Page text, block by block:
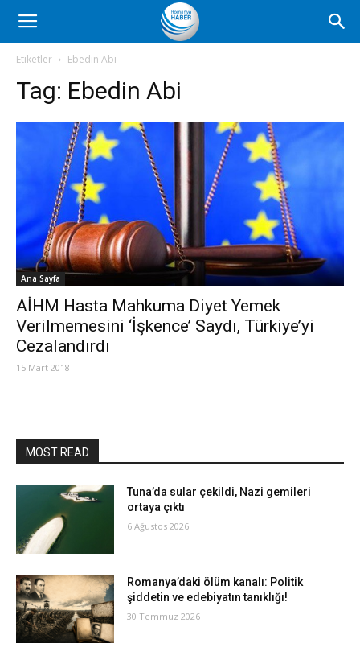
Romanya
Haber
Etiketler Ebedin Abi
Tag: Ebedin Abi
Ana Sayfa
AİHM Hasta Mahkuma Diyet Yemek
Verilmemesini ‘İşkence’ Saydı, Türkiye’yi
Cezalandırdı
15 Mart 2018
MOST READ
Tuna’da sular çekildi, Nazi gemileri
ortaya çıktı
6 Ağustos 2026
Romanya’daki ölüm kanalı: Politik
şiddetin ve edebiyatın tanıklığı!
30 Temmuz 2026